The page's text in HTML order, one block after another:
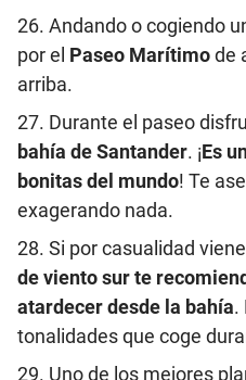
26. Andando o cogiendo
por el Paseo Marítimode
arriba.
27. Durante el paseo
bahía de Santander. ¡Es
bonitas del mundo! Te
exagerando nada.
28. Si por casualidad
de viento sur te
atardecer desde la bahía.
tonalidades que coge
29. Uno de los mejores